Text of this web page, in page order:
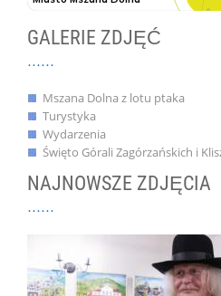
GALERIE ZDJĘĆ
Mszana Dolna z lotu ptaka
Turystyka
Wydarzenia
Święto Górali Zagórzańskich i
NAJNOWSZE ZDJĘCIA